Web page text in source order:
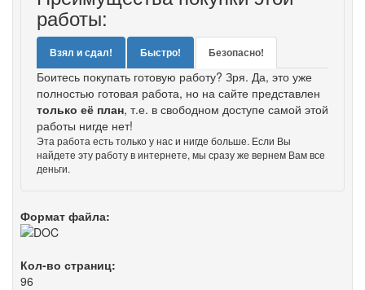
работы:
Взял и сдал! Быстро! Безопасно!
Боитесь покупать готовую работу? Зря. Да, это уже
полностью готовая работа, но на сайте представлен
только её план, т.е. в свободном доступе самой этой
работы нигде нет!
Эта работа есть только у нас и нигде больше. Если Вы
найдете эту работу в интернете, мы сразу же вернем Вам все
деньги.
Формат файла:
Кол-во страниц:
96